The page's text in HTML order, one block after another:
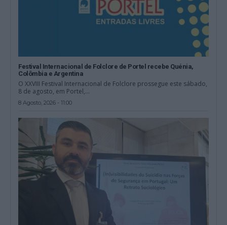
Festival Internacional de Folclore de Portel recebe Quénia,
Colômbia e Argentina
O XXVIII Festival Internacional de Folclore prossegue este sábado,
8 de agosto, em Portel,...
8 Agosto, 2026 - 11:00